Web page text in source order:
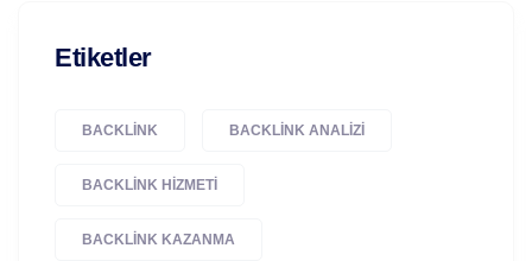
Etiketler
BACKLINK BACKLINK ANALIZI
BACKLINK HIZMETI
BACKLINK KAZANMA